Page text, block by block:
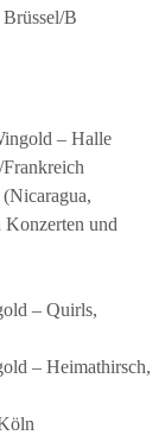
B
– Halle
und
– Quirls,
– Heimathirsch,